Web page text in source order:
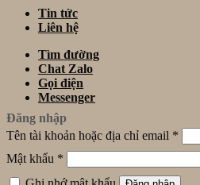
Tin tức
Liên hệ
Tìm đường
Chat Zalo
Gọi điện
Messenger
Đăng nhập
Tên tài khoản hoặc địa chỉ email *
Mật khẩu *